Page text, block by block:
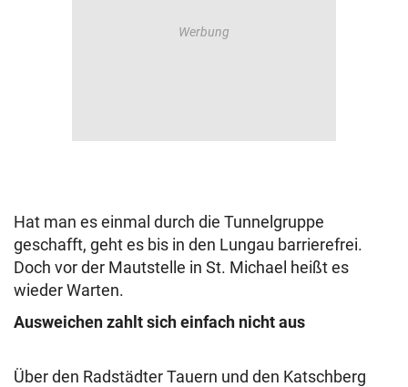
Hat man es einmal durch die Tunnelgruppe
geschafft, geht es bis in den Lungau barrierefrei.
Doch vor der Mautstelle in St. Michael heißt es
wieder Warten.
Ausweichen zahlt sich einfach nicht aus
Über den Radstädter Tauern und den Katschberg